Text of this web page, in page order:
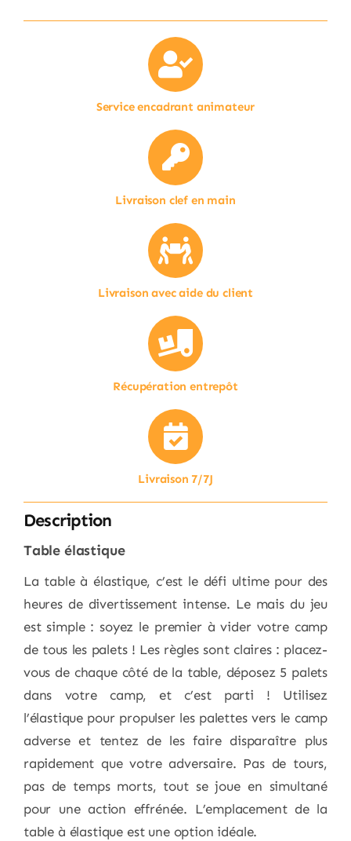
Service encadrant animateur
Livraison clef en main
Livraison avec aide du client
Récupération entrepôt
Livraison 7/7J
Description
Table élastique
La table à élastique, c’est le défi ultime pour des
heures de divertissement intense. Le mais du jeu
est simple : soyez le premier à vider votre camp
de tous les palets ! Les règles sont claires : placez-
vous de chaque côté de la table, déposez 5 palets
dans votre camp, et c’est parti ! Utilisez
l’élastique pour propulser les palettes vers le camp
adverse et tentez de les faire disparaître plus
rapidement que votre adversaire. Pas de tours,
pas de temps morts, tout se joue en simultané
pour une action effrénée. L’emplacement de la
table à élastique est une option idéale.